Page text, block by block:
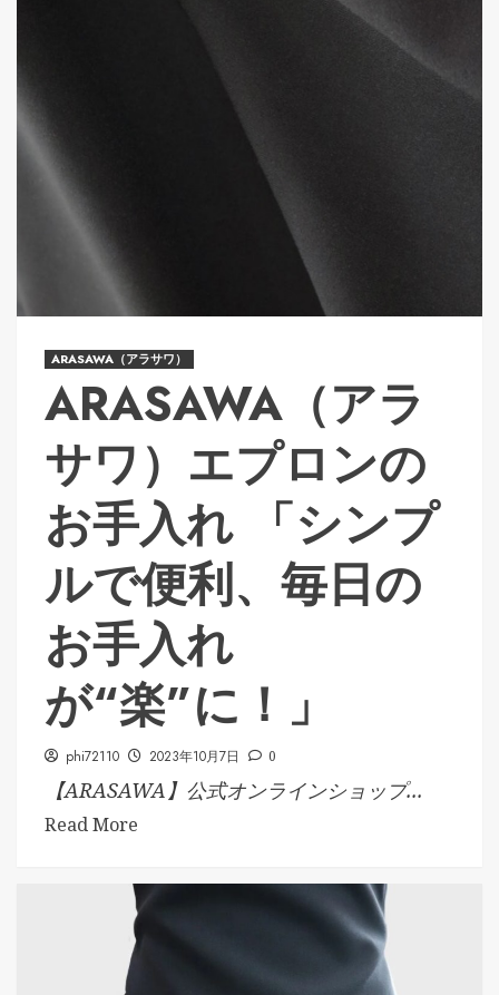
ARASAWA（アラサワ）
ARASAWA（アラ
サワ）エプロンの
お手入れ 「シンプ
ルで便利、毎日の
お手入れ
が“楽”に！」
phi72110 2023年10月7日 0
【ARASAWA】公式オンラインショップ...
Read More